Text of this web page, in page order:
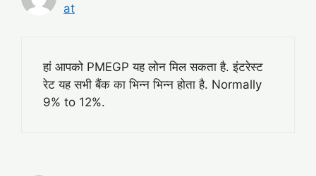
at
हां आपको PMEGP यह लोन मिल सकता है. इंटरेस्ट
रेट यह सभी बैंक का भिन्न भिन्न होता है. Normally
9% to 12%.